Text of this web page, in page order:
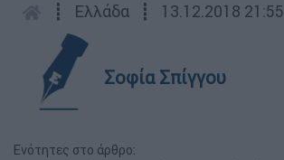
┋ Ελλάδα ┋ 13.12.2018 21:55
Σοφία Σπίγγου
Ενότητες στο άρθρο: